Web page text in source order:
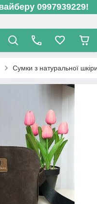
0997939229!
Сумки з натуральної